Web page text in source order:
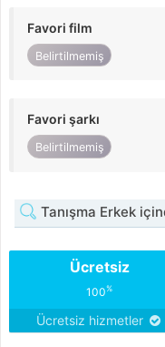
Favori film
Belirtilmemiş
Favori şarkı
Belirtilmemiş
Tanışma Erkek
Ücretsiz
100%
Ücretsiz hizmetler